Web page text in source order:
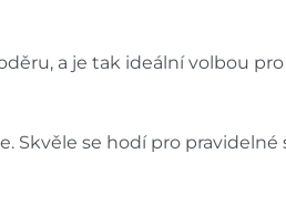
a je tak ideální volbou
Skvěle se hodí pro pravidelné